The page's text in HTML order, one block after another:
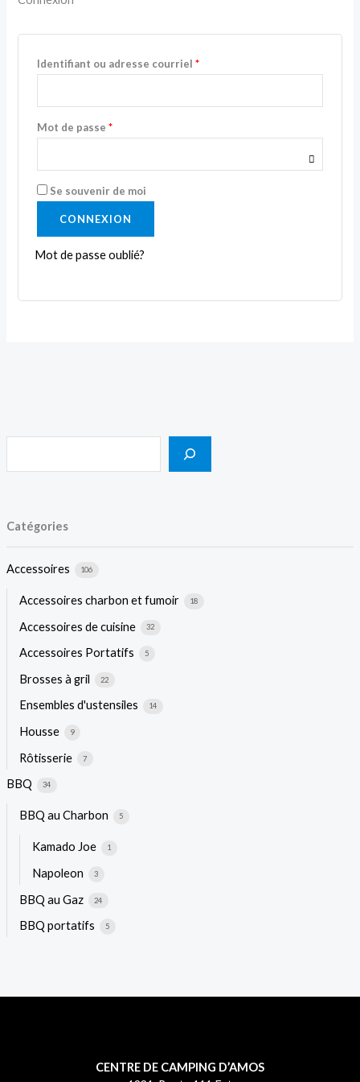
Catégories
Accessoires 106
Accessoires charbon et fumoir 18
Accessoires de cuisine 32
Accessoires Portatifs 5
Brosses à gril 22
Ensembles d'ustensiles 14
Housse 9
Rôtisserie 7
BBQ 34
BBQ au Charbon 5
Kamado Joe 1
Napoleon 3
BBQ au Gaz 24
BBQ portatifs 5
Identifiant ou adresse courriel*
Mot de passe*
Se souvenir de moi
CONNEXION
Mot de passe oublié?
CENTRE DE CAMPING D’AMOS